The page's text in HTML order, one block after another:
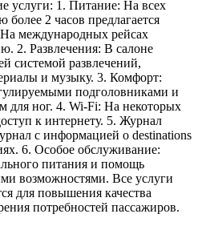
услуги: 1. Питание: На всех
более 2 часов предлагается
международных рейсах
2. Развлечения: В салоне
системой развлечений,
и музыку. 3. Комфорт:
подголовниками и
для ног. 4. Wi-Fi: На некоторых
к интернету. 5. Журнал
с информацией о destinations
6. Особое обслуживание:
питания и помощь
возможностями. Все услуги
для повышения качества
потребностей пассажиров.